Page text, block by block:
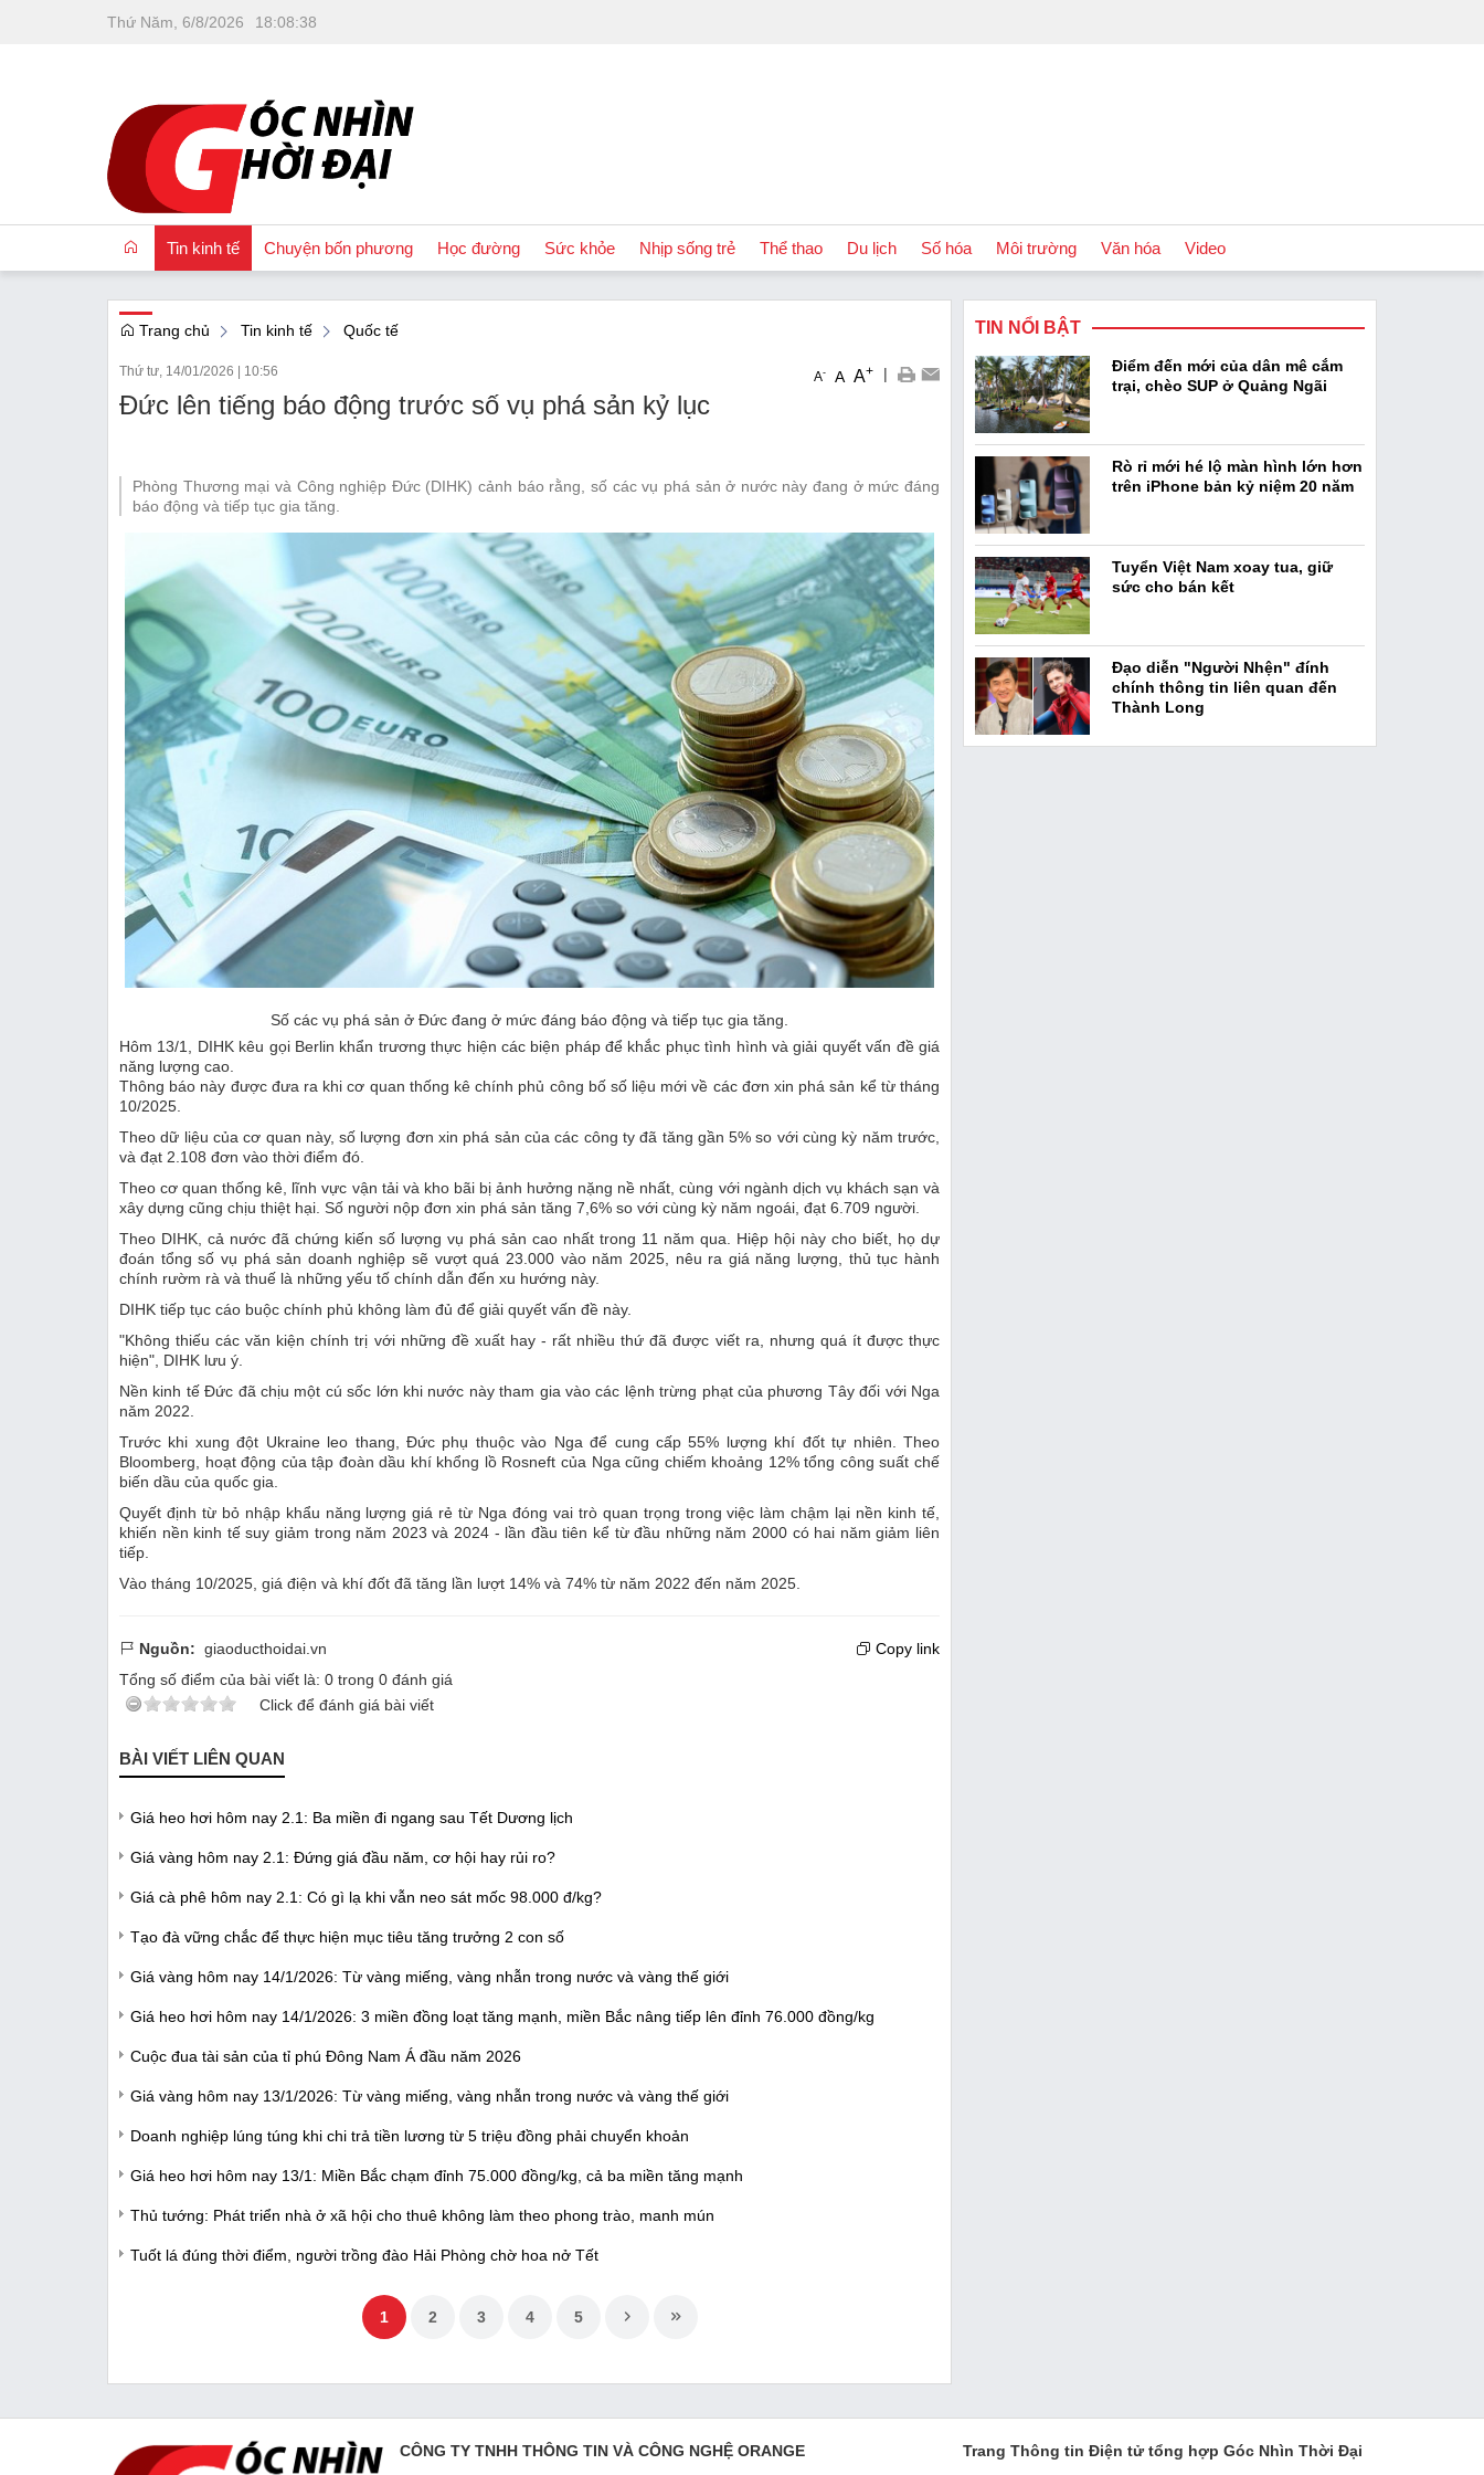
Thứ Năm, 6/8/2026 18:08:39
Tin kinh tế
OCOP
Thị trường
Chuyện bốn phương Học đường Sức khỏe Nhịp sống trẻ Thể thao Du lịch Số hóa Môi trường Văn hóa
Podcast
Video
Trang chủ Tin kinh tế Quốc tế
Thứ tư, 14/01/2026 | 10:56 A- A A+ |
Đức lên tiếng báo động trước số vụ phá sản kỷ lục
Phòng Thương mại và Công nghiệp Đức (DIHK) cảnh báo rằng, số các vụ phá sản ở nước này đang ở mức đáng
báo động và tiếp tục gia tăng.
Số các vụ phá sản ở Đức đang ở mức đáng báo động và tiếp tục gia tăng.
Hôm 13/1, DIHK kêu gọi Berlin khẩn trương thực hiện các biện pháp để khắc phục tình hình và giải quyết vấn đề giá
năng lượng cao.
Thông báo này được đưa ra khi cơ quan thống kê chính phủ công bố số liệu mới về các đơn xin phá sản kể từ tháng
10/2025.
Theo dữ liệu của cơ quan này, số lượng đơn xin phá sản của các công ty đã tăng gần 5% so với cùng kỳ năm trước,
và đạt 2.108 đơn vào thời điểm đó.
Theo cơ quan thống kê, lĩnh vực vận tải và kho bãi bị ảnh hưởng nặng nề nhất, cùng với ngành dịch vụ khách sạn và
xây dựng cũng chịu thiệt hại. Số người nộp đơn xin phá sản tăng 7,6% so với cùng kỳ năm ngoái, đạt 6.709 người.
Theo DIHK, cả nước đã chứng kiến ​​số lượng vụ phá sản cao nhất trong 11 năm qua. Hiệp hội này cho biết, họ dự
đoán tổng số vụ phá sản doanh nghiệp sẽ vượt quá 23.000 vào năm 2025, nêu ra giá năng lượng, thủ tục hành
chính rườm rà và thuế là những yếu tố chính dẫn đến xu hướng này.
DIHK tiếp tục cáo buộc chính phủ không làm đủ để giải quyết vấn đề này.
"Không thiếu các văn kiện chính trị với những đề xuất hay - rất nhiều thứ đã được viết ra, nhưng quá ít được thực
hiện", DIHK lưu ý.
Nền kinh tế Đức đã chịu một cú sốc lớn khi nước này tham gia vào các lệnh trừng phạt của phương Tây đối với Nga
năm 2022.
Trước khi xung đột Ukraine leo thang, Đức phụ thuộc vào Nga để cung cấp 55% lượng khí đốt tự nhiên. Theo
Bloomberg, hoạt động của tập đoàn dầu khí khổng lồ Rosneft của Nga cũng chiếm khoảng 12% tổng công suất chế
biến dầu của quốc gia.
Quyết định từ bỏ nhập khẩu năng lượng giá rẻ từ Nga đóng vai trò quan trọng trong việc làm chậm lại nền kinh tế,
khiến nền kinh tế suy giảm trong năm 2023 và 2024 - lần đầu tiên kể từ đầu những năm 2000 có hai năm giảm liên
tiếp.
Vào tháng 10/2025, giá điện và khí đốt đã tăng lần lượt 14% và 74% từ năm 2022 đến năm 2025.
Nguồn: giaoducthoidai.vn
Copy link
Tổng số điểm của bài viết là: 0 trong 0 đánh giá
Click để đánh giá bài viết
BÀI VIẾT LIÊN QUAN
Giá heo hơi hôm nay 2.1: Ba miền đi ngang sau Tết Dương lịch
Giá vàng hôm nay 2.1: Đứng giá đầu năm, cơ hội hay rủi ro?
Giá cà phê hôm nay 2.1: Có gì lạ khi vẫn neo sát mốc 98.000 đ/kg?
Tạo đà vững chắc để thực hiện mục tiêu tăng trưởng 2 con số
Giá vàng hôm nay 14/1/2026: Từ vàng miếng, vàng nhẫn trong nước và vàng thế giới
Giá heo hơi hôm nay 14/1/2026: 3 miền đồng loạt tăng mạnh, miền Bắc nâng tiếp lên đỉnh 76.000 đồng/kg
Cuộc đua tài sản của tỉ phú Đông Nam Á đầu năm 2026
Giá vàng hôm nay 13/1/2026: Từ vàng miếng, vàng nhẫn trong nước và vàng thế giới
Doanh nghiệp lúng túng khi chi trả tiền lương từ 5 triệu đồng phải chuyển khoản
Giá heo hơi hôm nay 13/1: Miền Bắc chạm đỉnh 75.000 đồng/kg, cả ba miền tăng mạnh
Thủ tướng: Phát triển nhà ở xã hội cho thuê không làm theo phong trào, manh mún
Tuốt lá đúng thời điểm, người trồng đào Hải Phòng chờ hoa nở Tết
1 2 3 4 5
TIN NỔI BẬT
Điểm đến mới của dân mê cắm
trại, chèo SUP ở Quảng Ngãi
Rò rỉ mới hé lộ màn hình lớn hơn
trên iPhone bản kỷ niệm 20 năm
Tuyển Việt Nam xoay tua, giữ
sức cho bán kết
Đạo diễn "Người Nhện" đính
chính thông tin liên quan đến
Thành Long
CÔNG TY TNHH THÔNG TIN VÀ CÔNG NGHỆ ORANGE
Trang Thông tin Điện tử tổng hợp Góc Nhìn Thời Đại